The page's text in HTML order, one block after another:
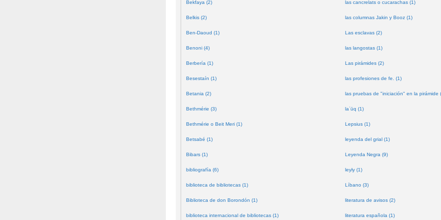
Bekfaya (2)
Belkis (2)
Ben-Daoud (1)
Benoni (4)
Berbería (1)
Besestaín (1)
Betania (2)
Bethmérie (3)
Bethmérie o Beit Meri (1)
Betsabé (1)
Bibars (1)
bibliografía (6)
biblioteca de bibliotecas (1)
Biblioteca de don Borondón (1)
biblioteca internacional de bibliotecas (1)
las cancrelats o cucarachas (1)
las columnas Jakin y Booz (1)
Las esclavas (2)
las langostas (1)
Las pirámides (2)
las profesiones de fe. (1)
las pruebas de "iniciación" en la pirámide
laʿūq (1)
Lepsius (1)
leyenda del grial (1)
Leyenda Negra (9)
leyly (1)
Líbano (3)
literatura de avisos (2)
literatura española (1)